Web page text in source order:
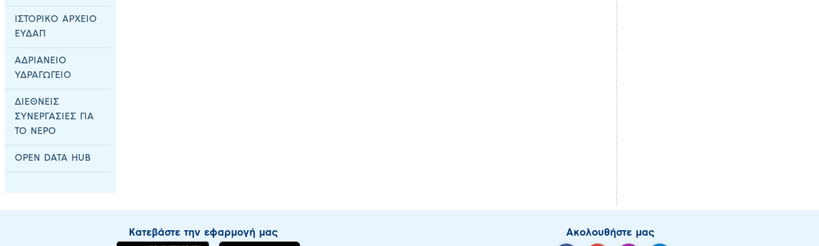
ΙΣΤΟΡΙΚΟ ΑΡΧΕΙΟ
ΕΥΔΑΠ
ΑΔΡΙΑΝΕΙΟ
ΥΔΡΑΓΩΓΕΙΟ
ΔΙΕΘΝΕΙΣ
ΣΥΝΕΡΓΑΣΙΕΣ ΓΙΑ
ΤΟ ΝΕΡΟ
OPEN DATA HUB
Κατεβάστε την εφαρμογή μας Ακολουθήστε μας